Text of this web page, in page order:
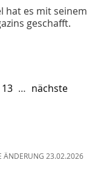
hat es mit seinem
geschafft.
13 … nächste
ÄNDERUNG 23.02.2026